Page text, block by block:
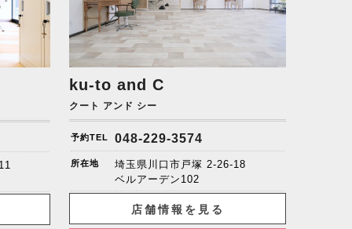
ku-to and C
クート アンド シー
予約TEL 048-229-3574
所在地
埼玉県川口市戸塚 2-26-18
ベルアーデン102
店舗情報を見る